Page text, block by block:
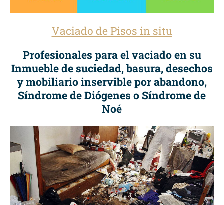
Vaciado de Pisos in situ
Profesionales para el vaciado en su
Inmueble de suciedad, basura, desechos
y mobiliario inservible por abandono,
Síndrome de Diógenes o Síndrome de
Noé